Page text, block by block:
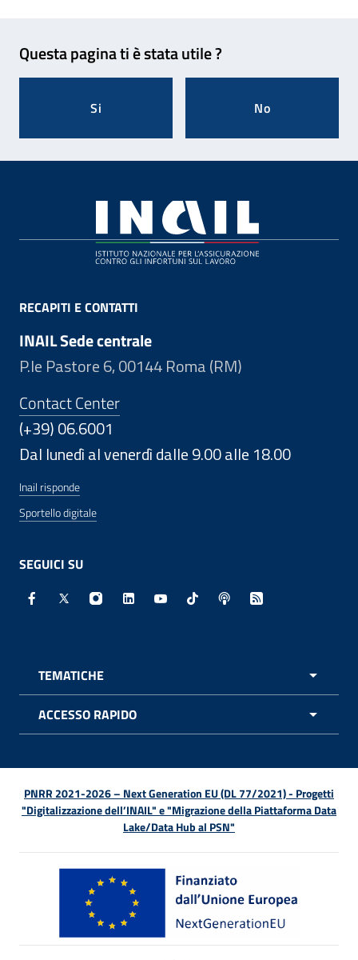
Questa pagina ti è stata utile ?
Si No
RECAPITI E CONTATTI
INAIL Sede centrale
P.le Pastore 6, 00144 Roma (RM)
Contact Center
(+39) 06.6001
Dal lunedì al venerdì dalle 9.00 alle 18.00
Inail risponde
Sportello digitale
SEGUICI SU
Facebook - Sito esterno - Apertura in nuova finestra
X - Sito esterno - Apertura in nuova finestra
Instagram - Sito esterno - Apertura in
Linkedin - Sito esterno - Apertura in
Youtube - Sito esterno -
TikTok - Sito esterno -
Spreaker - Sito
Feed RSS -
TEMATICHE
ACCESSO RAPIDO
PNRR 2021-2026 – Next Generation EU (DL 77/2021) - Progetti
"Digitalizzazione dell’INAIL" e "Migrazione della Piattaforma Data
Lake/Data Hub al PSN"